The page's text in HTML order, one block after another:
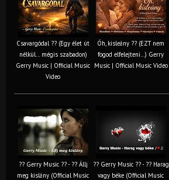
Csavargódal ?? (Egy élet út
nélkül… mégis szabadon)
Gerry Music | Official Music
Video
Óh, kisleány ?? (EZT nem
fogod elfelejteni…) Gerry
Music | Official Music Video
?? Gerry Music ?? - ?? Állj
meg kislány (Official Music
?? Gerry Music ?? - ?? Harag
vagy béke (Official Music